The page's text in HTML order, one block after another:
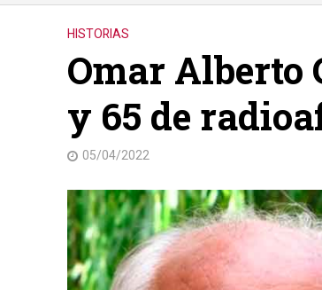
HISTORIAS
Omar Alberto
y 65 de
05/04/2022